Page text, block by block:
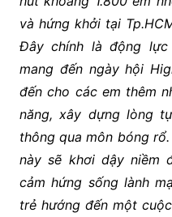
và hứng khởi tại
Đây chính là động
mang đến ngày hội
đến cho các em thêm
năng, xây dựng lòng
thông qua môn bóng
này sẽ khơi dậy niềm
cảm hứng sống lành
trẻ hướng đến một